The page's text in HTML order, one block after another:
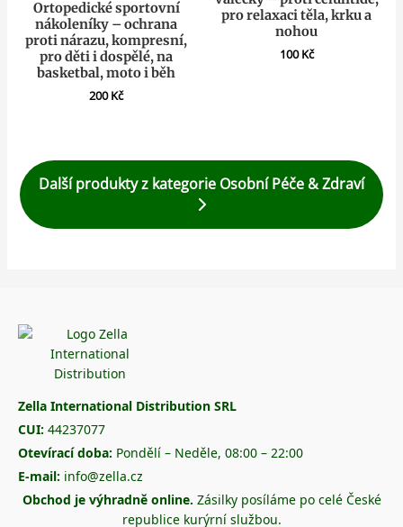
Ortopedické sportovní
nákoleníky – ochrana
proti nárazu, kompresní,
pro děti i dospělé, na
basketbal, moto i běh
200Kč
pro relaxaci těla, krku a
nohou
100Kč
Další produkty z kategorie Osobní Péče & Zdraví
Zella International Distribution SRL
CUI: 44237077
Otevírací doba: Pondělí – Neděle, 08:00 – 22:00
E-mail: info@zella.cz
Obchod je výhradně online. Zásilky posíláme po celé České
republice kurýrní službou.